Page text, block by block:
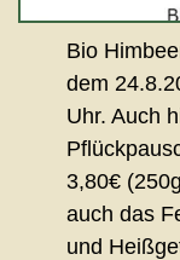
Bio
dem
Uhr. Auch
3,80€
auch das
und